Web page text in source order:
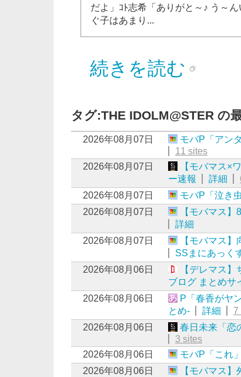
だよ」ｺﾄ志希「ありがと～♪ う～
ぐ子はあまり...
続きを読む
タグ:THE IDOLM@STER の
2026年08月07日 モバP「アン
11 sites
2026年08月07日
【モバマス×
ー速報
詳細
2026年08月07日
モバP「泣き
2026年08月07日
【モバマス】
詳細
2026年08月07日
【モバマス
SSまにあっく
2026年08月06日
【デレマス
ブログ まとめサ
2026年08月06日
P「春香がヤ
とめ-
詳細
7
2026年08月06日
春日未来「恋
3 sites
2026年08月06日
モバP「これ
2026年08月06日
【モバマス